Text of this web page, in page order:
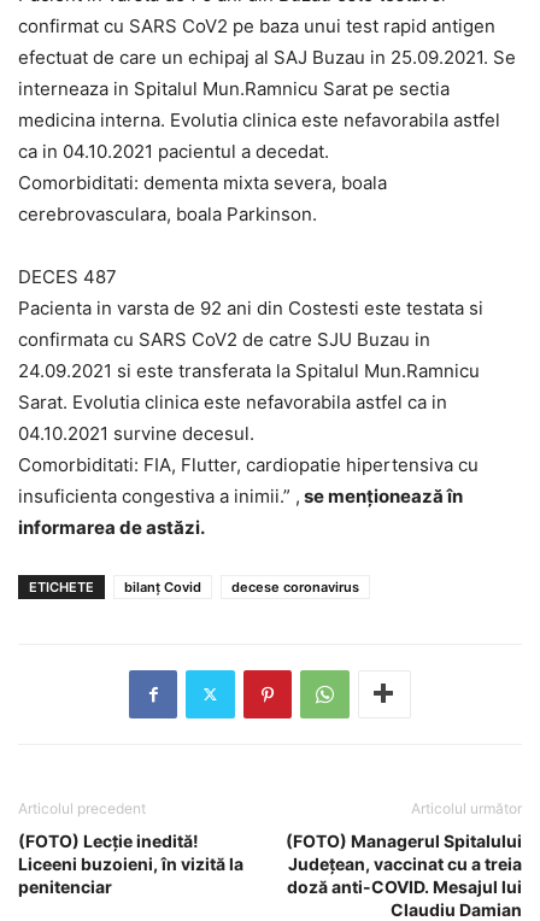
confirmat cu SARS CoV2 pe baza unui test rapid antigen
efectuat de care un echipaj al SAJ Buzau in 25.09.2021. Se
interneaza in Spitalul Mun.Ramnicu Sarat pe sectia
medicina interna. Evolutia clinica este nefavorabila astfel
ca in 04.10.2021 pacientul a decedat.
Comorbiditati: dementa mixta severa, boala
cerebrovasculara, boala Parkinson.
DECES 487
Pacienta in varsta de 92 ani din Costesti este testata si
confirmata cu SARS CoV2 de catre SJU Buzau in
24.09.2021 si este transferata la Spitalul Mun.Ramnicu
Sarat. Evolutia clinica este nefavorabila astfel ca in
04.10.2021 survine decesul.
Comorbiditati: FIA, Flutter, cardiopatie hipertensiva cu
insuficienta congestiva a inimii.” , se menționează în
informarea de astăzi.
ETICHETE bilanț Covid decese coronavirus
Articolul precedent
(FOTO) Lecție inedită!
Liceeni buzoieni, în vizită la
penitenciar
Articolul următor
(FOTO) Managerul Spitalului
Județean, vaccinat cu a treia
doză anti-COVID. Mesajul lui
Claudiu Damian